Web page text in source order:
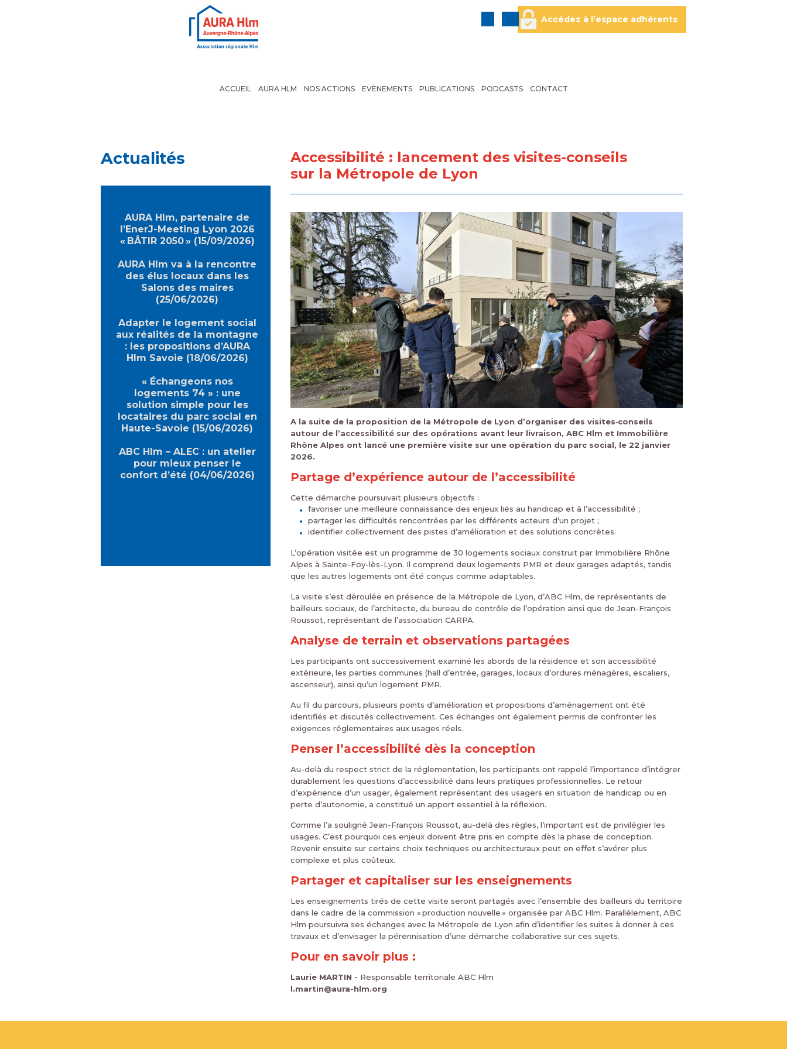
Accédez à l’espace adhérents
ACCUEIL AURA HLM NOS ACTIONS EVÈNEMENTS PUBLICATIONS PODCASTS CONTACT
Actualités
AURA Hlm, partenaire de
l’EnerJ-Meeting Lyon 2026
« BÂTIR 2050 » (15/09/2026)
AURA Hlm va à la rencontre
des élus locaux dans les
Salons des maires
(25/06/2026)
Adapter le logement social
aux réalités de la montagne
: les propositions d’AURA
Hlm Savoie (18/06/2026)
« Échangeons nos
logements 74 » : une
solution simple pour les
locataires du parc social en
Haute-Savoie (15/06/2026)
ABC Hlm – ALEC : un atelier
pour mieux penser le
confort d’été (04/06/2026)
Accessibilité : lancement des visites-conseils
sur la Métropole de Lyon
A la suite de la proposition de la Métropole de Lyon d’organiser des visites‑conseils
autour de l’accessibilité sur des opérations avant leur livraison, ABC Hlm et Immobilière
Rhône Alpes ont lancé une première visite sur une opération du parc social, le 22 janvier
2026.
Partage d’expérience autour de l’accessibilité
Cette démarche poursuivait plusieurs objectifs :
favoriser une meilleure connaissance des enjeux liés au handicap et à l’accessibilité ;
partager les difficultés rencontrées par les différents acteurs d’un projet ;
identifier collectivement des pistes d’amélioration et des solutions concrètes.
L’opération visitée est un programme de 30 logements sociaux construit par Immobilière Rhône
Alpes à Sainte-Foy-lès-Lyon. Il comprend deux logements PMR et deux garages adaptés, tandis
que les autres logements ont été conçus comme adaptables.
La visite s’est déroulée en présence de la Métropole de Lyon, d’ABC Hlm, de représentants de
bailleurs sociaux, de l’architecte, du bureau de contrôle de l’opération ainsi que de Jean-François
Roussot, représentant de l’association CARPA.
Analyse de terrain et observations partagées
Les participants ont successivement examiné les abords de la résidence et son accessibilité
extérieure, les parties communes (hall d’entrée, garages, locaux d’ordures ménagères, escaliers,
ascenseur), ainsi qu’un logement PMR.
Au fil du parcours, plusieurs points d’amélioration et propositions d’aménagement ont été
identifiés et discutés collectivement. Ces échanges ont également permis de confronter les
exigences réglementaires aux usages réels.
Penser l’accessibilité dès la conception
Au-delà du respect strict de la réglementation, les participants ont rappelé l’importance d’intégrer
durablement les questions d’accessibilité dans leurs pratiques professionnelles. Le retour
d’expérience d’un usager, également représentant des usagers en situation de handicap ou en
perte d’autonomie, a constitué un apport essentiel à la réflexion.
Comme l’a souligné Jean-François Roussot, au-delà des règles, l’important est de privilégier les
usages. C’est pourquoi ces enjeux doivent être pris en compte dès la phase de conception.
Revenir ensuite sur certains choix techniques ou architecturaux peut en effet s’avérer plus
complexe et plus coûteux.
Partager et capitaliser sur les enseignements
Les enseignements tirés de cette visite seront partagés avec l’ensemble des bailleurs du territoire
dans le cadre de la commission « production nouvelle » organisée par ABC Hlm. Parallèlement, ABC
Hlm poursuivra ses échanges avec la Métropole de Lyon afin d’identifier les suites à donner à ces
travaux et d’envisager la pérennisation d’une démarche collaborative sur ces sujets.
Pour en savoir plus :
Laurie MARTIN - Responsable territoriale ABC Hlm
l.martin@aura-hlm.org